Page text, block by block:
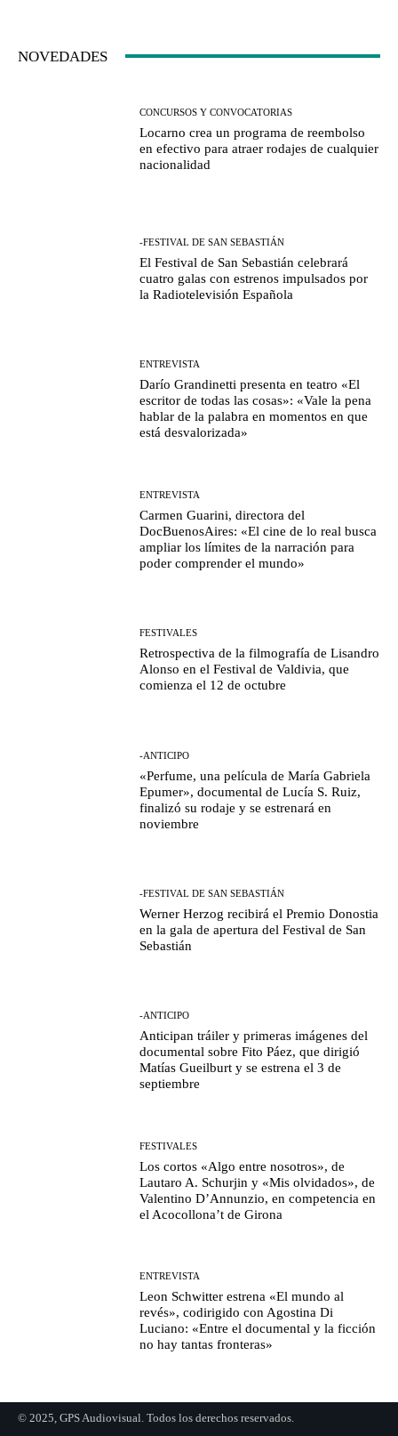
NOVEDADES
CONCURSOS Y CONVOCATORIAS
Locarno crea un programa de reembolso
en efectivo para atraer rodajes de cualquier
nacionalidad
-FESTIVAL DE SAN SEBASTIÁN
El Festival de San Sebastián celebrará
cuatro galas con estrenos impulsados por
la Radiotelevisión Española
ENTREVISTA
Darío Grandinetti presenta en teatro «El
escritor de todas las cosas»: «Vale la pena
hablar de la palabra en momentos en que
está desvalorizada»
ENTREVISTA
Carmen Guarini, directora del
DocBuenosAires: «El cine de lo real busca
ampliar los límites de la narración para
poder comprender el mundo»
FESTIVALES
Retrospectiva de la filmografía de Lisandro
Alonso en el Festival de Valdivia, que
comienza el 12 de octubre
-ANTICIPO
«Perfume, una película de María Gabriela
Epumer», documental de Lucía S. Ruiz,
finalizó su rodaje y se estrenará en
noviembre
-FESTIVAL DE SAN SEBASTIÁN
Werner Herzog recibirá el Premio Donostia
en la gala de apertura del Festival de San
Sebastián
-ANTICIPO
Anticipan tráiler y primeras imágenes del
documental sobre Fito Páez, que dirigió
Matías Gueilburt y se estrena el 3 de
septiembre
FESTIVALES
Los cortos «Algo entre nosotros», de
Lautaro A. Schurjin y «Mis olvidados», de
Valentino D’Annunzio, en competencia en
el Acocollona’t de Girona
ENTREVISTA
Leon Schwitter estrena «El mundo al
revés», codirigido con Agostina Di
Luciano: «Entre el documental y la ficción
no hay tantas fronteras»
© 2025, GPS Audiovisual. Todos los derechos reservados.